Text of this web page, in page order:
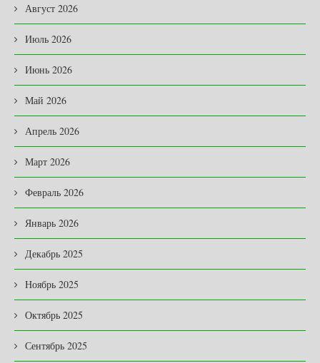
Август 2026
Июль 2026
Июнь 2026
Май 2026
Апрель 2026
Март 2026
Февраль 2026
Январь 2026
Декабрь 2025
Ноябрь 2025
Октябрь 2025
Сентябрь 2025